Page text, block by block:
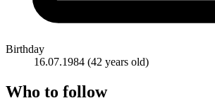
Birthday
16.07.1984 (42 years old)
Who to follow